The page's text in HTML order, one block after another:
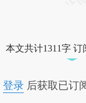
本文共计1311字
登录后获取已订